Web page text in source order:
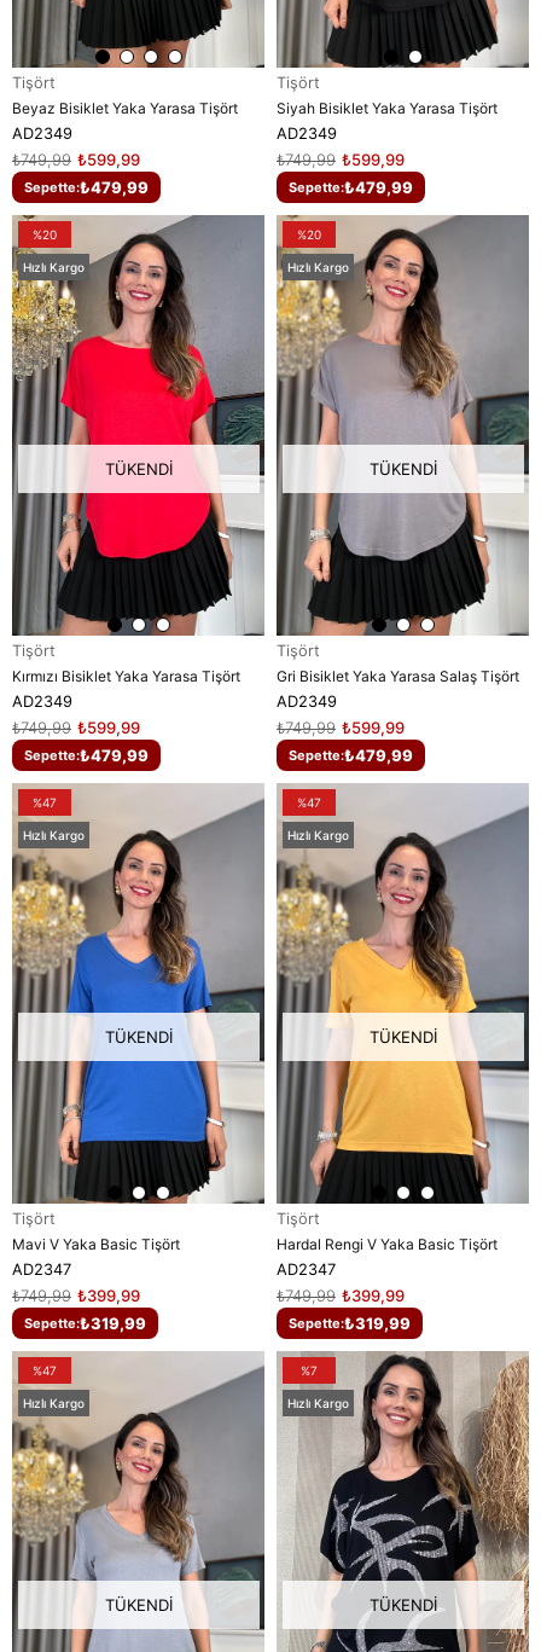
Tişört
Beyaz Bisiklet Yaka Yarasa Tişört
AD2349
₺599,99
₺749,99
Sepette:₺479,99
Tişört
Siyah Bisiklet Yaka Yarasa Tişört
AD2349
₺599,99
₺749,99
Sepette:₺479,99
TÜKENDI
Tişört
Kırmızı Bisiklet Yaka Yarasa Tişört
AD2349
₺599,99
₺749,99
Sepette:₺479,99
%20
Hızlı Kargo
TÜKENDI
Tişört
Gri Bisiklet Yaka Yarasa Salaş Tişört
AD2349
₺599,99
₺749,99
Sepette:₺479,99
%20
Hızlı Kargo
TÜKENDI
Tişört
Mavi V Yaka Basic Tişört
AD2347
₺399,99
₺749,99
Sepette:₺319,99
%47
Hızlı Kargo
TÜKENDI
Tişört
Hardal Rengi V Yaka Basic Tişört
AD2347
₺399,99
₺749,99
Sepette:₺319,99
%47
Hızlı Kargo
TÜKENDI
%47
Hızlı Kargo
TÜKENDI
%7
Hızlı Kargo